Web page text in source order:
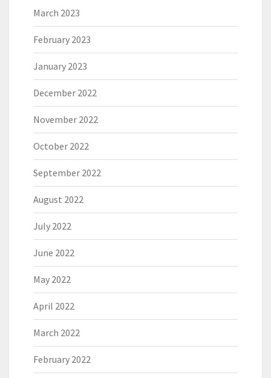
March 2023
February 2023
January 2023
December 2022
November 2022
October 2022
September 2022
August 2022
July 2022
June 2022
May 2022
April 2022
March 2022
February 2022